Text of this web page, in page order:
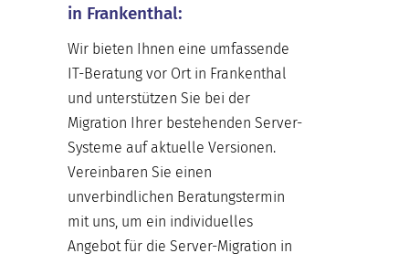
in Frankenthal:
Wir bieten Ihnen eine umfassende
IT-Beratung vor Ort in Frankenthal
und unterstützen Sie bei der
Migration Ihrer bestehenden Server-
Systeme auf aktuelle Versionen.
Vereinbaren Sie einen
unverbindlichen Beratungstermin
mit uns, um ein individuelles
Angebot für die Server-Migration in